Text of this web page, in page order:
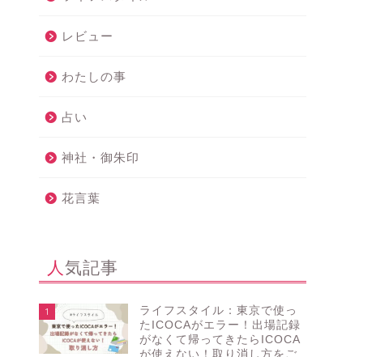
レビュー
わたしの事
占い
神社・御朱印
花言葉
人気記事
1
ライフスタイル：東京で使っ
たICOCAがエラー！出場記録
がなくて帰ってきたらICOCA
が使えない！取り消し方をご